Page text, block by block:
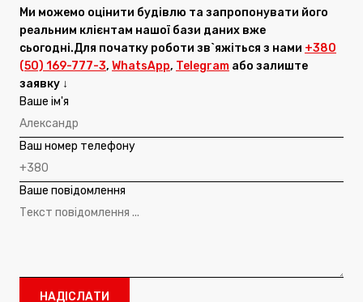
Ми можемо оцінити будівлю та запропонувати його
реальним клієнтам нашої бази даних вже
сьогодні.Для початку роботи зв`яжіться з нами +380
(50) 169-777-3, WhatsApp, Telegram або залиште
заявку ↓
Ваше ім'я
Ваш номер телефону
Ваше повідомлення